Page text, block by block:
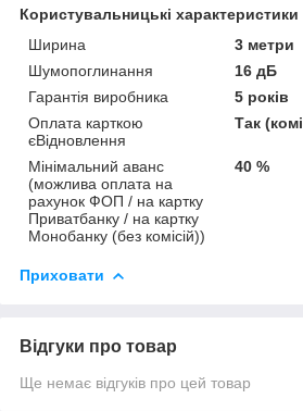
Користувальницькі характеристики
Ширина
3 метри
Шумопоглинання
16 дБ
Гарантія виробника
5 років
Оплата карткою
єВідновлення
Так
Мінімальний аванс
(можлива оплата на
рахунок ФОП / на картку
Приватбанку / на картку
Монобанку (без комісій))
40 %
Приховати
Відгуки про товар
Ще немає відгуків про цей товар